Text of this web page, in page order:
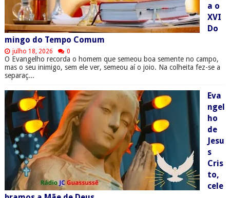
a o
XVI
Do
mingo do Tempo Comum
julho 18, 2026 0
O Evangelho recorda o homem que semeou boa semente no campo,
mas o seu inimigo, sem ele ver, semeou aí o joio. Na colheita fez-se a
separaç...
Eva
ngel
ho
de
Jesu
s
Cris
to,
cele